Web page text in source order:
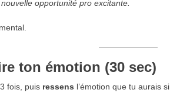
opportunité pro excitante.
ton émotion (30 sec)
fois, puis ressens l’émotion que tu aurais